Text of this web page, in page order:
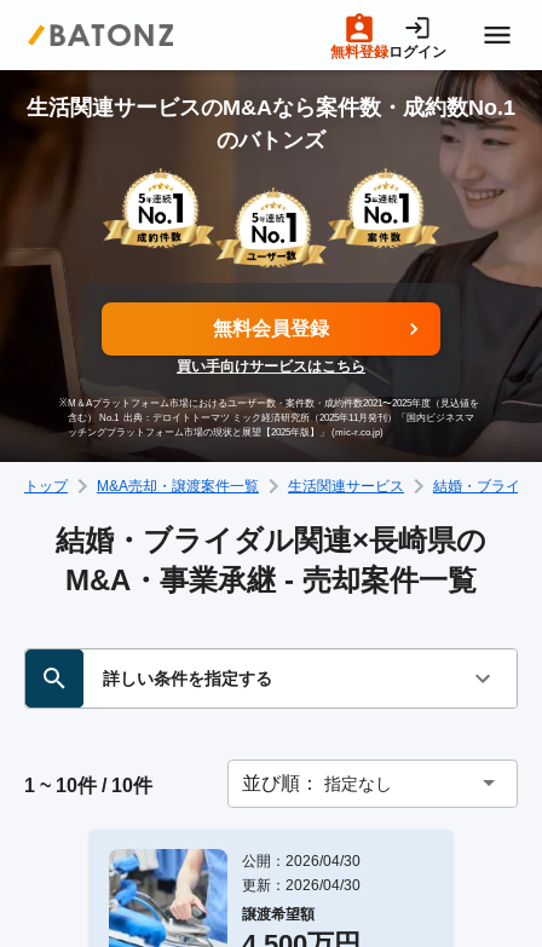
無料登録ログイン
トップページ
M&A案件一覧
売りたい方へ
買いたい方へ
成約事例
M&A専門家の方へ
生活関連サービスのM&Aなら案件数・成約数No.1
のバトンズ
無料会員登録
買い手向けサービスはこちら
※M＆Aプラットフォーム市場におけるユーザー数・案件数・成約件数2021〜2025年度（見込値を
含む） No.1 出典：デロイトトーマツ ミック経済研究所（2025年11月発刊）「国内ビジネスマ
ッチングプラットフォーム市場の現状と展望【2025年版】」 (mic-r.co.jp)
トップ M&A売却・譲渡案件一覧 生活関連サービス 結婚・ブライダ
結婚・ブライダル関連×長崎県の
M&A・事業承継 - 売却案件一覧
詳しい条件を指定する
1 ~ 10件 / 10件 並び順： 指定なし
公開：2026/04/30
更新：2026/04/30
譲渡希望額